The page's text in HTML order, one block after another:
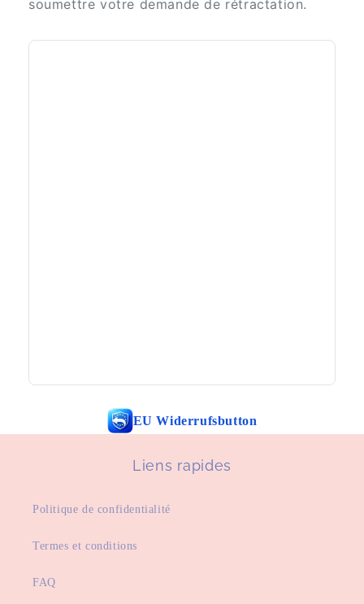
soumettre votre demande de rétractation.
EU Widerrufsbutton
Liens rapides
Politique de confidentialité
Termes et conditions
FAQ